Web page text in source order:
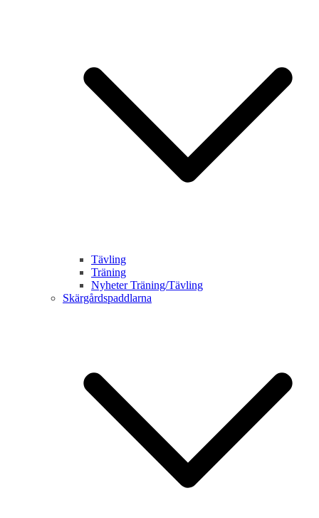
Tävling
Träning
Nyheter Träning/Tävling
Skärgårdspaddlarna